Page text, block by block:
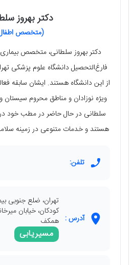
دکتر بهروز
(متخصص
دکتر بهروز سلطانی، متخصص
فارغ‌التحصیل دانشگاه علوم پزشکی
از این دانشگاه هستند. ایشان سابقه
ویژه نوزادان و مناطق محروم سیستان
سلطانی در حال حاضر در مطب خود
هستند و خدمات متنوعی در زمینه
تلفن:
آدرس :
تهران، ضلع جنوبی
همکف
مسیریابی